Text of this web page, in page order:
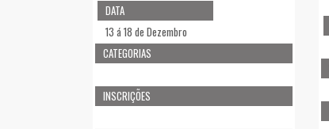
DATA
13 á 18 de Dezembro
CATEGORIAS
INSCRIÇÕES